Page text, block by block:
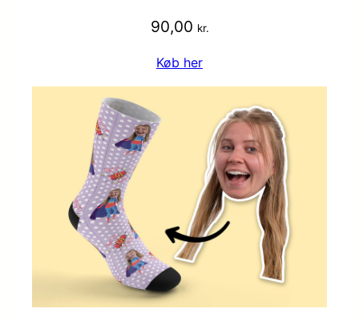
90,00 kr.
Køb her